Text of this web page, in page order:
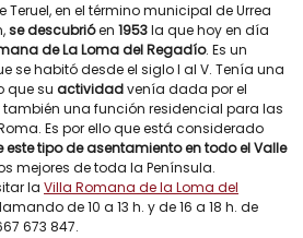
en el término municipal de Urrea
se descubrióen 1953la que hoy en día
de La Loma del Regadío. Es un
se habitó desde el siglo I al V. Tenía una
que su actividadvenía dada por el
también una función residencial para las
Es por ello que está considerado
este tipo de asentamiento en todo el Valle
mejores de toda la Península.
la Villa Romana de la Loma del
de 10 a 13 h. y de 16 a 18 h. de
673 847.